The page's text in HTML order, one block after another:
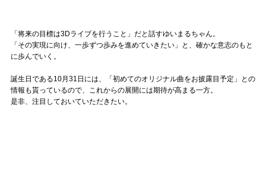
「将来の目標は3Dライブを行うこと」だと話すゆいまるちゃん。
「その実現に向け、一歩ずつ歩みを進めていきたい」と、確かな意志のもと
に歩んでいく。
誕生日である10月31日には、「初めてのオリジナル曲をお披露目予定」との
情報も貰っているので、これからの展開には期待が高まる一方。
是非、注目しておいていただきたい。